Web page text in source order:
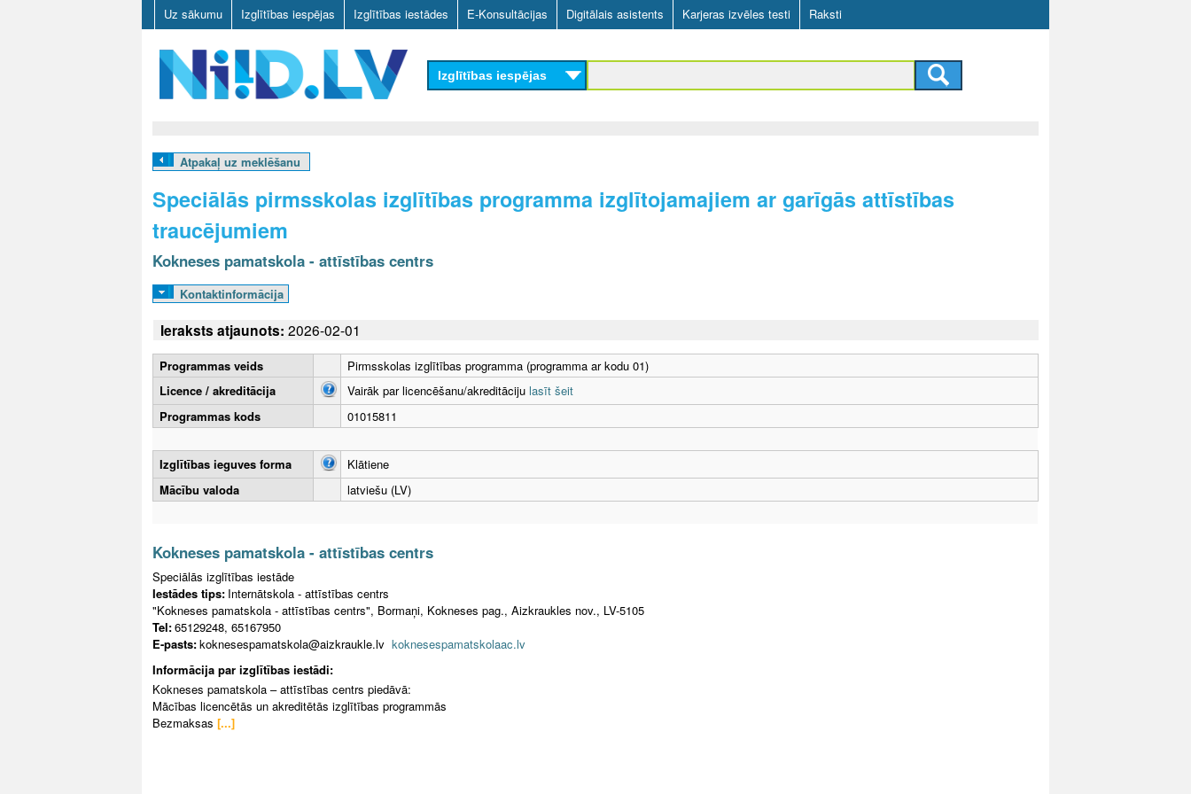
Skip
to
main
content
Uz sākumu Izglītības iespējas Izglītības iestādes E-Konsultācijas Digitālais asistents Karjeras izvēles testi Raksti
D
L
Izglītības iespējas
Atpakaļ uz meklēšanu
Speciālās pirmsskolas izglītības programma izglītojamajiem ar garīgās attīstības
traucējumiem
Kokneses pamatskola - attīstības centrs
Kontaktinformācija
Ieraksts atjaunots: 2026-02-01
Programmas veids
Pirmsskolas izglītības programma (programma ar kodu 01)
Licence / akreditācija
Vairāk par licencēšanu/akreditāciju lasīt šeit
Programmas kods
01015811
Izglītības ieguves forma
Klātiene
Mācību valoda
latviešu (LV)
Kokneses pamatskola - attīstības centrs
Speciālās izglītības iestāde
Iestādes tips: Internātskola - attīstības centrs
"Kokneses pamatskola - attīstības centrs", Bormaņi, Kokneses pag., Aizkraukles nov., LV-5105
Tel:65129248, 65167950
E-pasts:koknesespamatskola@aizkraukle.lv koknesespamatskolaac.lv
Informācija par izglītības iestādi:
Kokneses pamatskola – attīstības centrs piedāvā:
Mācības licencētās un akreditētās izglītības programmās
Bezmaksas [...]